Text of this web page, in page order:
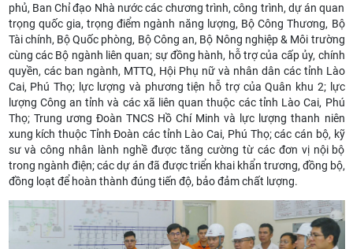
phủ, Ban Chỉ đạo Nhà nước các chương trình, công trình, dự án quan
trọng quốc gia, trọng điểm ngành năng lượng, Bộ Công Thương, Bộ
Tài chính, Bộ Quốc phòng, Bộ Công an, Bộ Nông nghiệp & Môi trường
cùng các Bộ ngành liên quan; sự đồng hành, hỗ trợ của cấp ủy, chính
quyền, các ban ngành, MTTQ, Hội Phụ nữ và nhân dân các tỉnh Lào
Cai, Phú Thọ; lực lượng và phương tiện hỗ trợ của Quân khu 2; lực
lượng Công an tỉnh và các xã liên quan thuộc các tỉnh Lào Cai, Phú
Thọ; Trung ương Đoàn TNCS Hồ Chí Minh và lực lượng thanh niên
xung kích thuộc Tỉnh Đoàn các tỉnh Lào Cai, Phú Thọ; các cán bộ, kỹ
sư và công nhân lành nghề được tăng cường từ các đơn vị nội bộ
trong ngành điện; các dự án đã được triển khai khẩn trương, đồng bộ,
đồng loạt để hoàn thành đúng tiến độ, bảo đảm chất lượng.